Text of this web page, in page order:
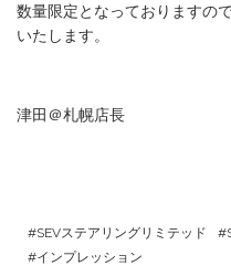
数量限定となっておりますの
いたします。
津田＠札幌店長
SEVステアリングリミテッド
インプレッション